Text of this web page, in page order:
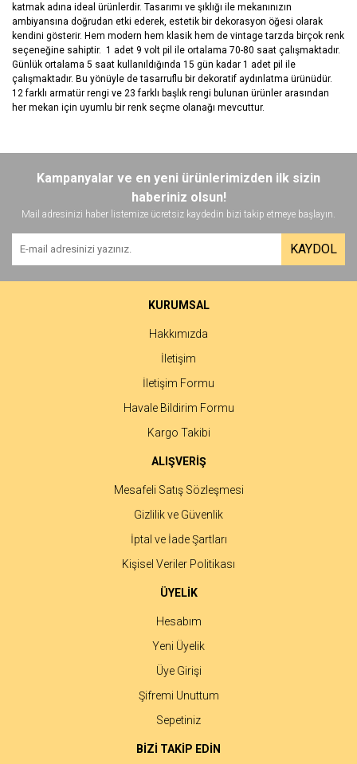
katmak adına ideal ürünlerdir. Tasarımı ve şıklığı ile mekanınızın
ambiyansına doğrudan etki ederek, estetik bir dekorasyon öğesi olarak
kendini gösterir. Hem modern hem klasik hem de vintage tarzda birçok renk
seçeneğine sahiptir. 1 adet 9 volt pil ile ortalama 70-80 saat çalışmaktadır.
Günlük ortalama 5 saat kullanıldığında 15 gün kadar 1 adet pil ile
çalışmaktadır. Bu yönüyle de tasarruflu bir dekoratif aydınlatma ürünüdür.
12 farklı armatür rengi ve 23 farklı başlık rengi bulunan ürünler arasından
her mekan için uyumlu bir renk seçme olanağı mevcuttur.
Bu ürüne ilk yorumu siz yapın!
Yorum Yaz
tarafımıza iletebilirsiniz.
Görüş ve önerileriniz için teşekkür ederiz.
Ürün resmi kalitesiz, bozuk veya görüntülenemiyor.
Ürün açıklamasında eksik bilgiler bulunuyor.
Ürün fiyatı diğer sitelerden daha pahalı.
Gönder
Kampanyalar ve en yeni ürünlerimizden ilk sizin
haberiniz olsun!
Mail adresinizi haber listemize ücretsiz kaydedin bizi takip etmeye başlayın.
KAYDOL
KURUMSAL
Hakkımızda
İletişim
İletişim Formu
Havale Bildirim Formu
Kargo Takibi
ALIŞVERİŞ
Mesafeli Satış Sözleşmesi
Gizlilik ve Güvenlik
İptal ve İade Şartları
Kişisel Veriler Politikası
ÜYELİK
Hesabım
Yeni Üyelik
Üye Girişi
Şifremi Unuttum
Sepetiniz
BİZİ TAKİP EDİN